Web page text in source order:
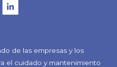
de las empresas y los
el cuidado y mantenimiento